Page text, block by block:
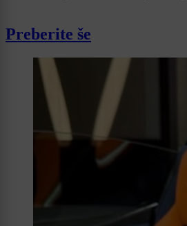
Preberite še